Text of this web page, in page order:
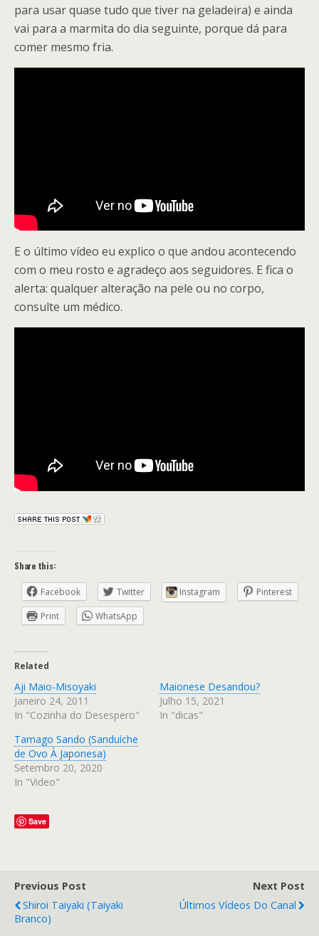
para usar quase tudo que tiver na geladeira) e ainda
vai para a marmita do dia seguinte, porque dá para
comer mesmo fria.
E o último vídeo eu explico o que andou acontecendo
com o meu rosto e agradeço aos seguidores. E fica o
alerta: qualquer alteração na pele ou no corpo,
consulte um médico.
Share this:
Facebook Twitter Instagram
Pinterest
Print
WhatsApp
Related
Aji Maio-Misoyaki
Janeiro 24, 2011
In "Cozinha do Desespero"
Maionese Desandou?
Julho 15, 2021
In "dicas"
Tamago Sando (Sanduíche
de Ovo À Japonesa)
Setembro 20, 2020
In "Video"
Save
Previous Post
Shiroi Taiyaki (Taiyaki
Branco)
Next Post
Últimos Vídeos Do Canal